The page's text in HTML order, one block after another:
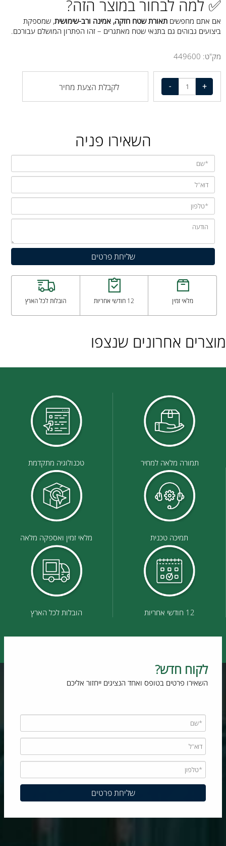
✅ למה לבחור במוצר הזה?
אם אתם מחפשים תאורת שטח חזקה, אמינה ורב-שימושית, שמספקת
ביצועים גבוהים גם בתנאי שטח מאתגרים – זהו הפתרון המושלם עבורכם.
מק"ט: 449600
לקבלת הצעת מחיר
השאירו פניה
מלאי זמין 12 חודשי אחריות הובלות לכל הארץ
מוצרים אחרונים שנצפו
תמורה מלאה למחיר טכנולוגיה מתקדמת
תמיכה טכנית מלאי זמין ואספקה מלאה
12 חודשי אחריות הובלות לכל הארץ
לקוח חדש?
השאירו פרטים בטופס ואחד הנציגים ייחזור אליכם